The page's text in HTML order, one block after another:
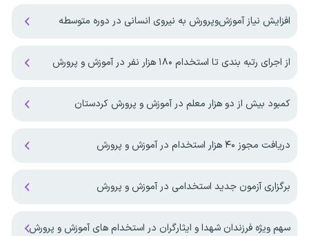
افزایش نیاز آموزش‌وپرورش به نیروی انسانی در دوره متوسطه
از اجرای رتبه بندی تا استخدام ۱۸۰ هزار نفر در آموزش و پرورش
کمبود بیش از دو هزار معلم در آموزش و پرورش کردستان
دریافت مجوز ۴۰ هزار استخدام در آموزش و پرورش
برگزاری آزمون جدید استخدامی در آموزش و پرورش
سهم ویژه فرزندان شهدا و ایثارگران در استخدام های آموزش و پرورش